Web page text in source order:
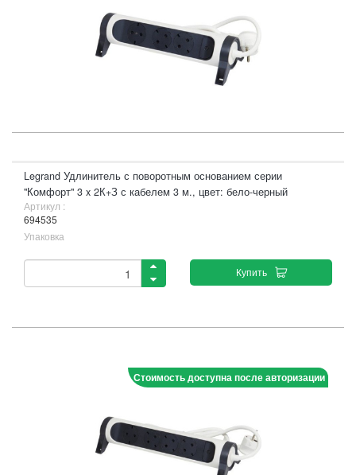
Legrand Удлинитель с поворотным основанием серии
"Комфорт" 3 x 2К+З с кабелем 3 м., цвет: бело-черный
Артикул :
694535
Упаковка
Купить
Стоимость доступна после авторизации